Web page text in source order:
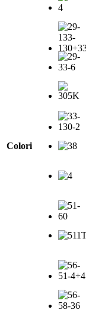
Colori